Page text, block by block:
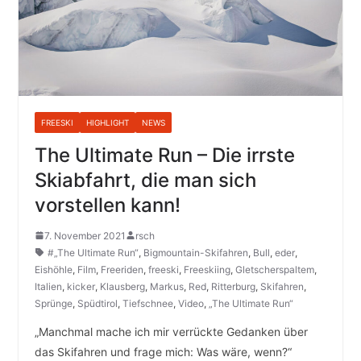
FREESKI HIGHLIGHT NEWS
The Ultimate Run – Die irrste
Skiabfahrt, die man sich
vorstellen kann!
7. November 2021
rsch
#„The Ultimate Run“, Bigmountain-Skifahren, Bull, eder,
Eishöhle, Film, Freeriden, freeski, Freeskiing, Gletscherspaltem,
Italien, kicker, Klausberg, Markus, Red, Ritterburg, Skifahren,
Sprünge, Spüdtirol, Tiefschnee, Video, „The Ultimate Run“
„Manchmal mache ich mir verrückte Gedanken über
das Skifahren und frage mich: Was wäre, wenn?“